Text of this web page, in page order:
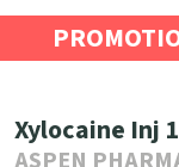
Xylocaine Inj